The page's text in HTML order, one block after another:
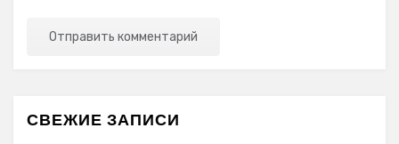
СВЕЖИЕ ЗАПИСИ